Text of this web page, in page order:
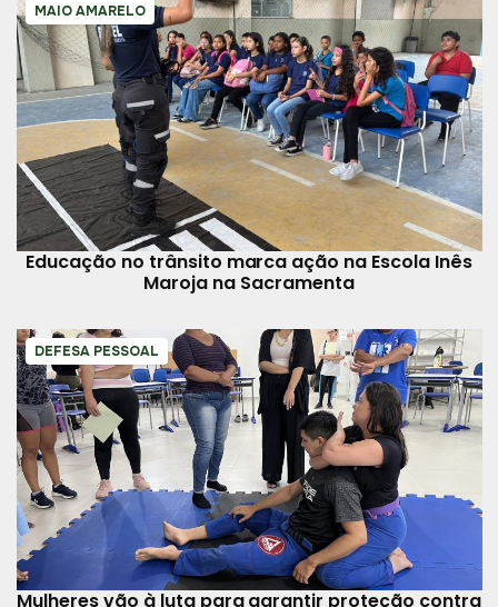
MAIO AMARELO
Educação no trânsito marca ação na Escola Inês
Maroja na Sacramenta
DEFESA PESSOAL
Mulheres vão à luta para garantir proteção contra